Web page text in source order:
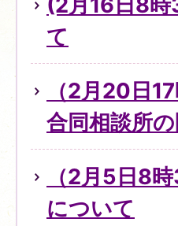
て
（2月20日
合同相談所
（2月5日8
について